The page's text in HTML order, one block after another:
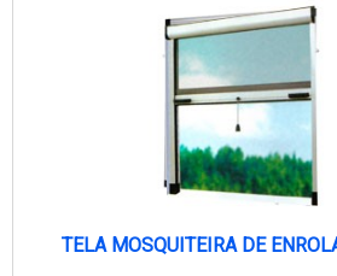
qualidade. A empresa é constituída
TELA MOSQUITEIRA DE